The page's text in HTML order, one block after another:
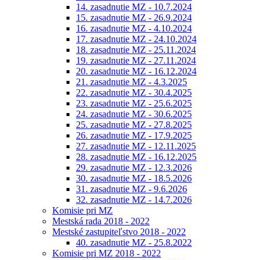
14. zasadnutie MZ - 10.7.2024
15. zasadnutie MZ - 26.9.2024
16. zasadnutie MZ - 4.10.2024
17. zasadnutie MZ - 24.10.2024
18. zasadnutie MZ - 25.11.2024
19. zasadnutie MZ - 27.11.2024
20. zasadnutie MZ - 16.12.2024
21. zasadnutie MZ - 4.3.2025
22. zasadnutie MZ - 30.4.2025
23. zasadnutie MZ - 25.6.2025
24. zasadnutie MZ - 30.6.2025
25. zasadnutie MZ - 27.8.2025
26. zasadnutie MZ - 17.9.2025
27. zasadnutie MZ - 12.11.2025
28. zasadnutie MZ - 16.12.2025
29. zasadnutie MZ - 12.3.2026
30. zasadnutie MZ - 18.5.2026
31. zasadnutie MZ - 9.6.2026
32. zasadnutie MZ - 14.7.2026
Komisie pri MZ
Mestská rada 2018 - 2022
Mestské zastupiteľstvo 2018 - 2022
40. zasadnutie MZ - 25.8.2022
Komisie pri MZ 2018 - 2022